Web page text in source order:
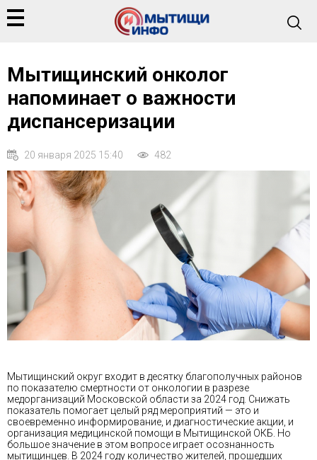
Мытищинский онколог
напоминает о важности
диспансеризации
20 января 2025 15:40 482
Мытищинский округ входит в десятку благополучных районов
по показателю смертности от онкологии в разрезе
медорганизаций Московской области за 2024 год. Снижать
показатель помогает целый ряд мероприятий — это и
своевременно информирование, и диагностические акции, и
организация медицинской помощи в Мытищинской ОКБ. Но
большое значение в этом вопросе играет осознанность
мытищинцев. В 2024 году количество жителей, прошедших